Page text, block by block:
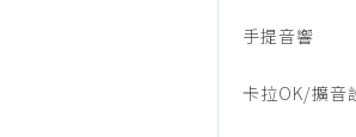
手提音響
卡拉OK/擴音